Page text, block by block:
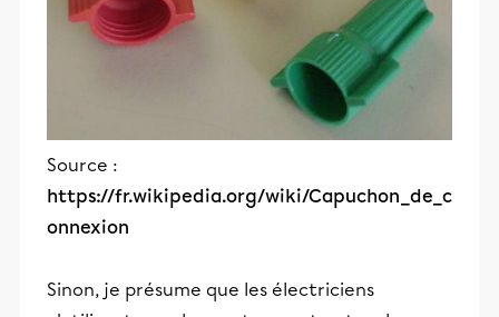
Source :
https://fr.wikipedia.org/wiki/Capuchon_de_c
onnexion
Sinon, je présume que les électriciens